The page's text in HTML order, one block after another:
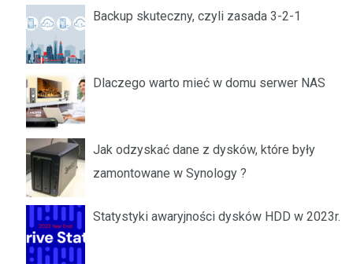
Backup skuteczny, czyli zasada 3-2-1
Dlaczego warto mieć w domu serwer NAS
Jak odzyskać dane z dysków, które były
zamontowane w Synology ?
Statystyki awaryjności dysków HDD w 2023r.